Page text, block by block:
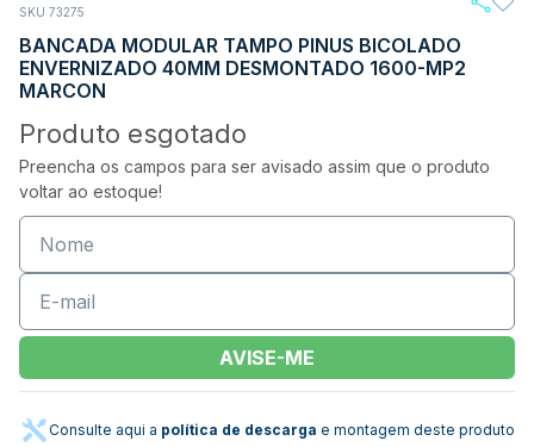
SKU 73275
BANCADA MODULAR TAMPO PINUS BICOLADO
ENVERNIZADO 40MM DESMONTADO 1600-MP2
MARCON
Produto esgotado
Preencha os campos para ser avisado assim que o produto
voltar ao estoque!
AVISE-ME
Consulte aqui a política de descarga e montagem deste produto